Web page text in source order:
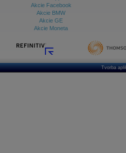
Akcie Facebook
Akcie BMW
Akcie GE
Akcie Moneta
Tvorba